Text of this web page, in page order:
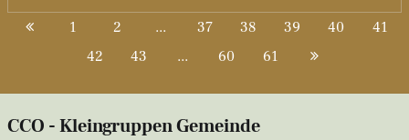
1 2 ... 37 38 39 40
41
42
43 ... 60 61
CCO - Kleingruppen Gemeinde